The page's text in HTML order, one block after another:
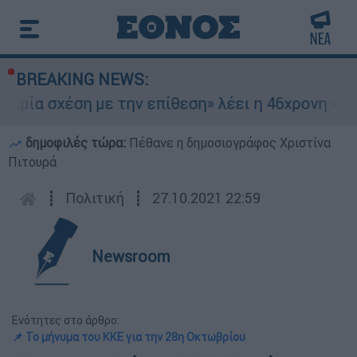
BREAKING NEWS:
με την επίθεση» λέει η 46χρονη - Τι
δημοφιλές τώρα: Πέθανε η δημοσιογράφος Χριστίνα
Πιτουρά
┋ Πολιτική ┋ 27.10.2021 22:59
Newsroom
Ενότητες στο άρθρο:
📌 Το μήνυμα του ΚΚΕ για την 28η Οκτωβρίου